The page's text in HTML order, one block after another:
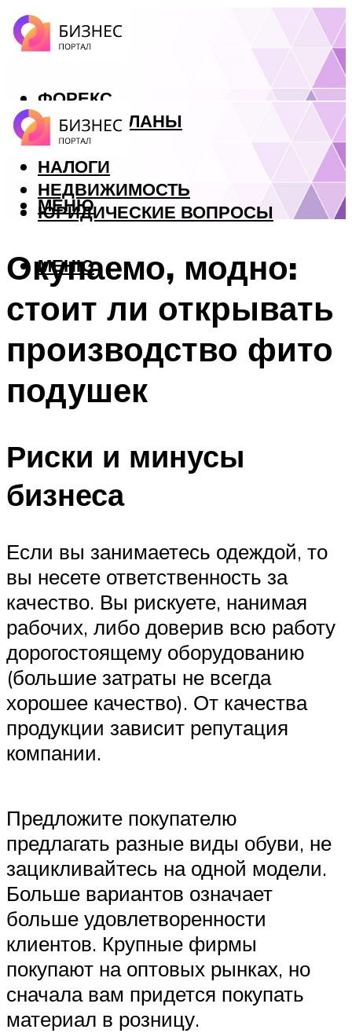
ФОРЕКС
БИЗНЕС ПЛАНЫ
КРЕДИТЫ
НАЛОГИ
НЕДВИЖИМОСТЬ
ЮРИДИЧЕСКИЕ ВОПРОСЫ
МЕНЮ
МЕНЮ
Окупаемо, модно:
стоит ли открывать
производство фито
подушек
Риски и минусы
бизнеса
Если вы занимаетесь одеждой, то
вы несете ответственность за
качество. Вы рискуете, нанимая
рабочих, либо доверив всю работу
дорогостоящему оборудованию
(большие затраты не всегда
хорошее качество). От качества
продукции зависит репутация
компании.
Предложите покупателю
предлагать разные виды обуви, не
зацикливайтесь на одной модели.
Больше вариантов означает
больше удовлетворенности
клиентов. Крупные фирмы
покупают на оптовых рынках, но
сначала вам придется покупать
материал в розницу.